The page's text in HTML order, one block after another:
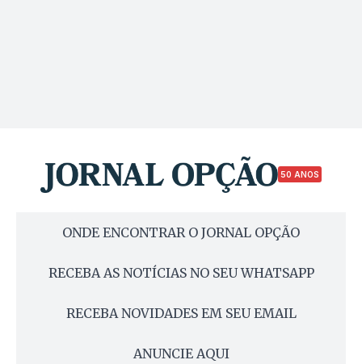
50 ANOS
ONDE ENCONTRAR O JORNAL OPÇÃO
RECEBA AS NOTÍCIAS NO SEU WHATSAPP
RECEBA NOVIDADES EM SEU EMAIL
ANUNCIE AQUI